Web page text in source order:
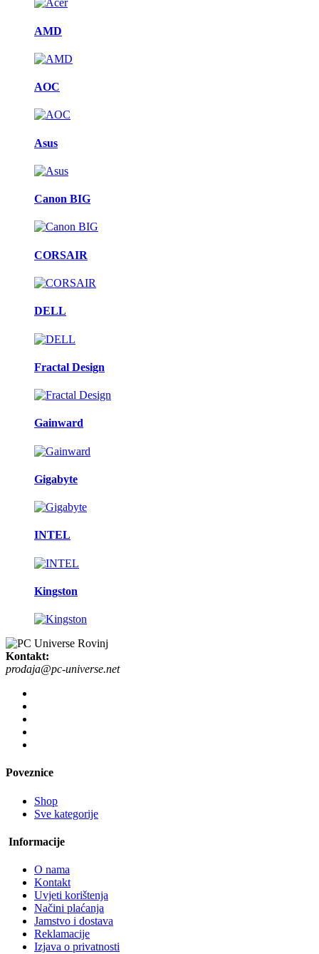
AMD
AOC
Asus
Canon BIG
CORSAIR
DELL
Fractal Design
Gainward
Gigabyte
INTEL
Kingston
Kontakt:
prodaja@pc-universe.net
Poveznice
Shop
Sve kategorije
Informacije
O nama
Kontakt
Uvjeti korištenja
Načini plaćanja
Jamstvo i dostava
Reklamacije
Izjava o privatnosti